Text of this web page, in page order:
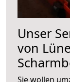
Unser
von
Sie wollen